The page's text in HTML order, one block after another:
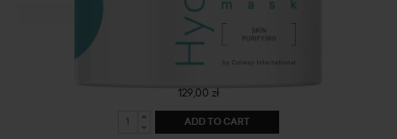
129,00 zł
ADD TO CART